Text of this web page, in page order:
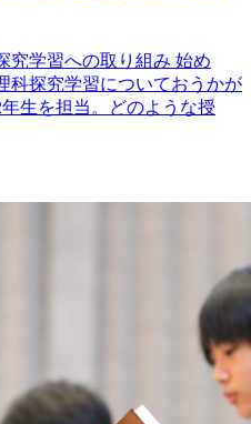
究学習への取り組み 始め
科探究学習についておうかが
生を担当。どのような授